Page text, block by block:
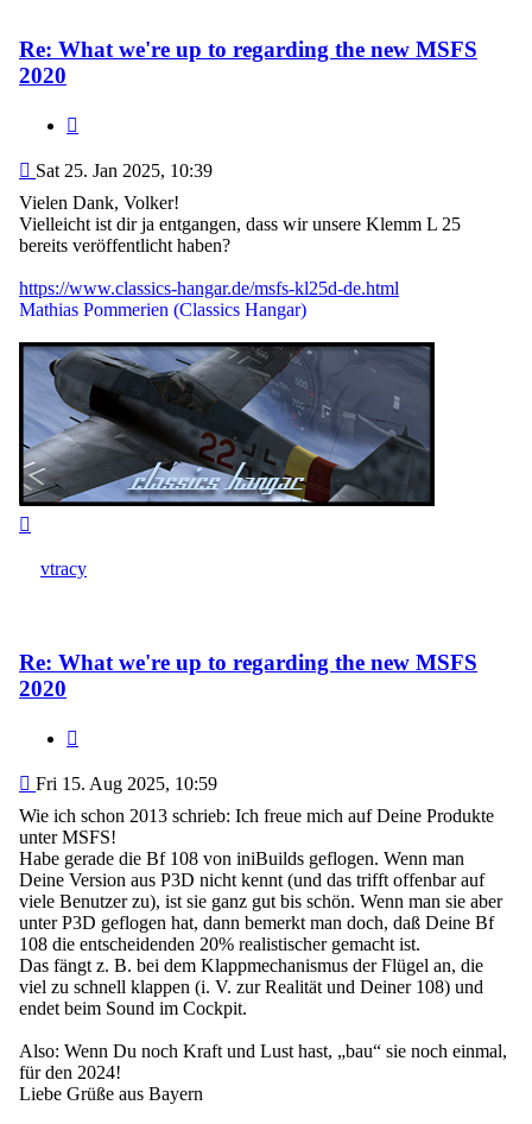
Re: What we're up to regarding the new MSFS
2020
Post
Sat 25. Jan 2025, 10:39
Vielen Dank, Volker!
Vielleicht ist dir ja entgangen, dass wir unsere Klemm L 25
bereits veröffentlicht haben?
https://www.classics-hangar.de/msfs-kl25d-de.html
Mathias Pommerien (Classics Hangar)
vtracy
Re: What we're up to regarding the new MSFS
2020
Post
Fri 15. Aug 2025, 10:59
Wie ich schon 2013 schrieb: Ich freue mich auf Deine Produkte
unter MSFS!
Habe gerade die Bf 108 von iniBuilds geflogen. Wenn man
Deine Version aus P3D nicht kennt (und das trifft offenbar auf
viele Benutzer zu), ist sie ganz gut bis schön. Wenn man sie aber
unter P3D geflogen hat, dann bemerkt man doch, daß Deine Bf
108 die entscheidenden 20% realistischer gemacht ist.
Das fängt z. B. bei dem Klappmechanismus der Flügel an, die
viel zu schnell klappen (i. V. zur Realität und Deiner 108) und
endet beim Sound im Cockpit.
Also: Wenn Du noch Kraft und Lust hast, „bau“ sie noch einmal,
für den 2024!
Liebe Grüße aus Bayern